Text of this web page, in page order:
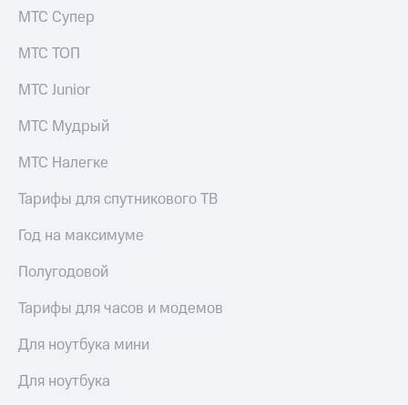
МТС Супер
МТС ТОП
МТС Junior
МТС Мудрый
МТС Налегке
Тарифы для спутникового ТВ
Год на максимуме
Полугодовой
Тарифы для часов и модемов
Для ноутбука мини
Для ноутбука